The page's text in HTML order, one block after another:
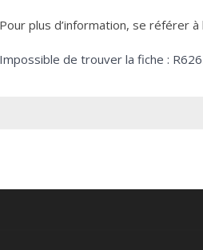
Pour plus d’information, se référer
Impossible de trouver la fiche :